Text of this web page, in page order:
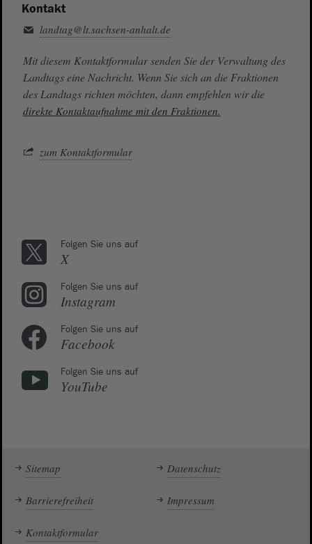
Kontakt
landtag@lt.sachsen-anhalt.de
Mit diesem Kontaktformular senden Sie der Verwaltung des
Landtags eine Nachricht. Wenn Sie sich an die Fraktionen
des Landtags richten möchten, dann empfehlen wir die
direkte Kontaktaufnahme mit den Fraktionen.
zum Kontaktformular
Folgen Sie uns auf
X
Folgen Sie uns auf
Instagram
Folgen Sie uns auf
Facebook
Folgen Sie uns auf
YouTube
Sitemap Datenschutz
Barrierefreiheit Impressum
Kontaktformular